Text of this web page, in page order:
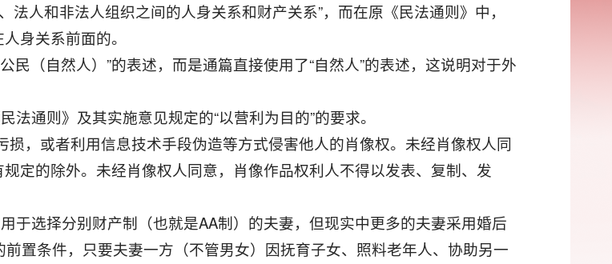
人和非法人组织之间的人身关系和财产关系”，而在原《民法通则》中，
身关系前面的。
民（自然人）”的表述，而是通篇直接使用了“自然人”的表述，这说明对于外
通则》及其实施意见规定的“以营利为目的”的要求。
损，或者利用信息技术手段伪造等方式侵害他人的肖像权。未经肖像权人同
定的除外。未经肖像权人同意，肖像作品权利人不得以发表、复制、发
于选择分别财产制（也就是AA制）的夫妻，但现实中更多的夫妻采用婚后
置条件，只要夫妻一方（不管男女）因抚育子女、照料老年人、协助另一